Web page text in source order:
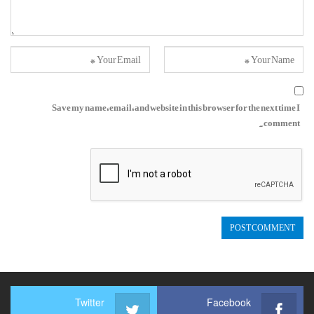
Save my name, email, and website in this browser for the next time I
comment.
Facebook
Twitter